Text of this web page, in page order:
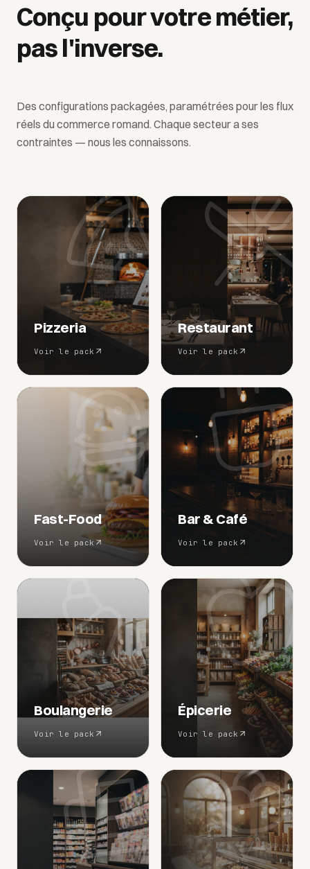
Conçu pour votre métier,
pas l'inverse.
Des configurations packagées, paramétrées pour les flux
réels du commerce romand. Chaque secteur a ses
contraintes — nous les connaissons.
Pizzeria
Voir le pack
Restaurant
Voir le pack
Fast-Food
Voir le pack
Bar & Café
Voir le pack
Boulangerie
Voir le pack
Épicerie
Voir le pack